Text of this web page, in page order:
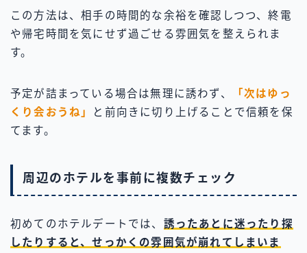
この方法は、相手の時間的な余裕を確認しつつ、終電
や帰宅時間を気にせず過ごせる雰囲気を整えられま
す。
予定が詰まっている場合は無理に誘わず、
「次はゆっ
くり会おうね」
と前向きに切り上げることで信頼を保
てます。
周辺のホテルを事前に複数チェック
初めてのホテルデートでは、 誘ったあとに迷ったり探
したりすると、せっかくの雰囲気が崩れてしまいま